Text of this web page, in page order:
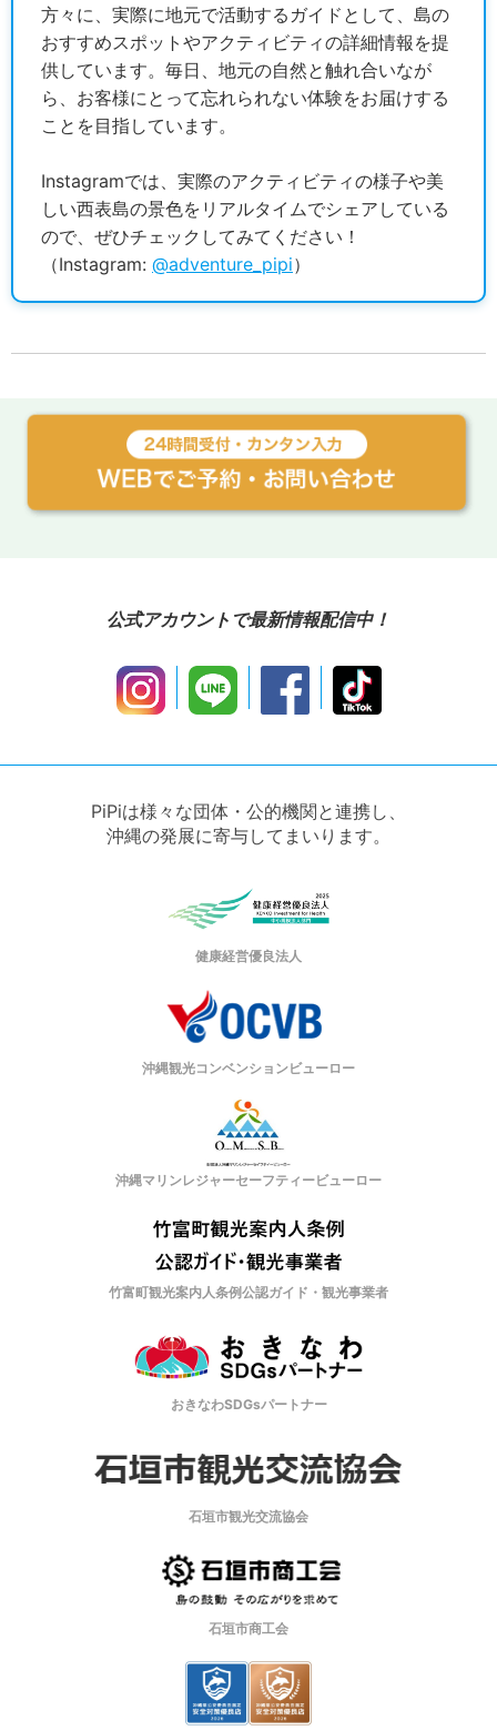
方々に、実際に地元で活動するガイドとして、島の
おすすめスポットやアクティビティの詳細情報を提
供しています。毎日、地元の自然と触れ合いなが
ら、お客様にとって忘れられない体験をお届けする
ことを目指しています。
Instagramでは、実際のアクティビティの様子や美
しい西表島の景色をリアルタイムでシェアしている
ので、ぜひチェックしてみてください！
（Instagram: @adventure_pipi）
公式アカウントで最新情報配信中！
PiPiは様々な団体・公的機関と連携し、
沖縄の発展に寄与してまいります。
健康経営優良法人
沖縄観光コンベンションビューロー
沖縄マリンレジャーセーフティービューロー
竹富町観光案内人条例公認ガイド・観光事業者
おきなわSDGsパートナー
石垣市観光交流協会
石垣市商工会